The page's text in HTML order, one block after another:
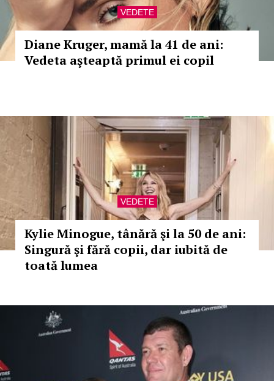
VEDETE
Diane Kruger, mamă la 41 de ani:
Vedeta aşteaptă primul ei copil
VEDETE
Kylie Minogue, tânără şi la 50 de ani:
Singură şi fără copii, dar iubită de
toată lumea